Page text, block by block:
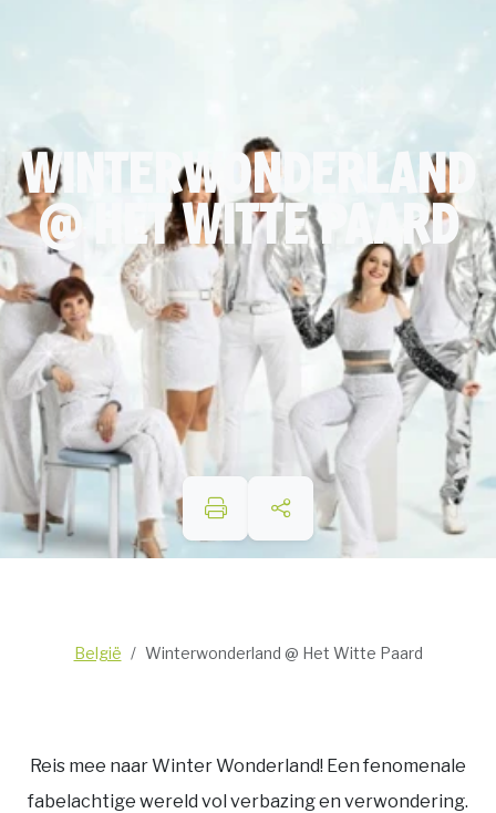
WINTERWONDERLAND
@ HET WITTE PAARD
België Winterwonderland @ Het Witte Paard
Reis mee naar Winter Wonderland! Een fenomenale
fabelachtige wereld vol verbazing en verwondering.